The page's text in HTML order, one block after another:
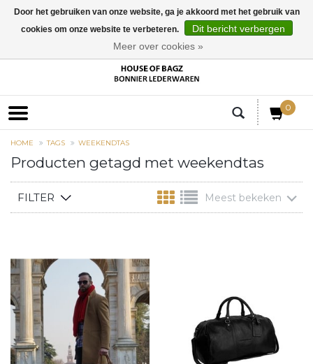
0
HOME TAGS WEEKENDTAS
Producten getagd met weekendtas
FILTER Meest bekeken
Door het gebruiken van onze website, ga je akkoord met het gebruik van
cookies om onze website te verbeteren.
Dit bericht verbergen
Meer over cookies »